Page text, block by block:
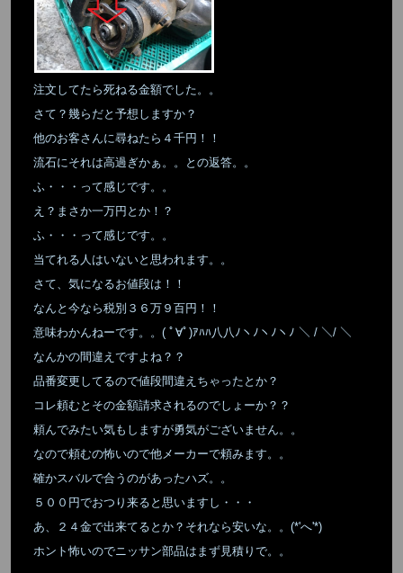
注文してたら死ねる金額でした。。
さて？幾らだと予想しますか？
他のお客さんに尋ねたら４千円！！
流石にそれは高過ぎかぁ。。との返答。。
ふ・・・って感じです。。
え？まさか一万円とか！？
ふ・・・って感じです。。
当てれる人はいないと思われます。。
さて、気になるお値段は！！
なんと今なら税別３６万９百円！！
意味わかんねーです。。( ﾟ∀ﾟ)ｱﾊﾊ八八ﾉヽﾉヽﾉヽﾉ ＼ / ＼/ ＼
なんかの間違えですよね？？
品番変更してるので値段間違えちゃったとか？
コレ頼むとその金額請求されるのでしょーか？？
頼んでみたい気もしますが勇気がございません。。
なので頼むの怖いので他メーカーで頼みます。。
確かスバルで合うのがあったハズ。。
５００円でおつり来ると思いますし・・・
あ、２４金で出来てるとか？それなら安いな。。(*'へ'*)
ホント怖いのでニッサン部品はまず見積りで。。